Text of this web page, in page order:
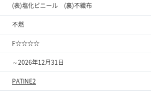
(表)塩化ビニール (裏)不織布
不燃
F☆☆☆☆
～2026年12月31日
PATINE2